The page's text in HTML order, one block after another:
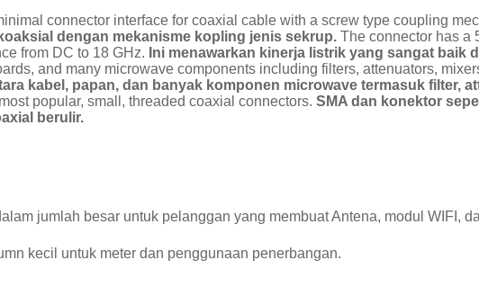
connector interface for coaxial cable with a screw type coupling
dengan mekanisme kopling jenis sekrup. The connector has a
from DC to 18 GHz. Ini menawarkan kinerja listrik yang sangat baik
and many microwave components including filters, attenuators,
kabel, papan, dan banyak komponen microwave termasuk filter,
popular, small, threaded coaxial connectors. SMA dan konektor
berulir.
jumlah besar untuk pelanggan yang membuat Antena, modul WIFI,
kecil untuk meter dan penggunaan penerbangan.